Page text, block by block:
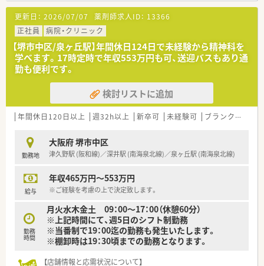
ご自宅で療養されている方のために訪問診療や訪問看護・訪問リ
ハビリなど、包括的なサービスを提供しています。
■大きな病院ではございませんが、複数の診療科を経験すること
ができます。
≪業務内容≫
■入院患者様の調剤、監査、服薬指導 ※外来は院外処方
■注射払い出し（混注業務無し）
■医薬品管理、医薬品情報管理
■持参薬管理
≪おすすめポイント≫
■4週8休できちんとお休みがとれます。
援し、働きやすい環境づくりを推進しています。
更新日： 2026/07/07 薬剤師求人ID： 13366
正社員
病院・クリニック
【堺市中区/泉ヶ丘駅】年間休日124日で未経験から精神科を
学べます。17時定時で年収553万円も可、送迎バスもあり通
勤も便利です。
検討リストに追加
年間休日120日以上 週32h以上 新卒可 未経験可 ブランク可
勤務地
大阪府 堺市中区
津久野駅 (阪和線)／深井駅 (南海泉北線)／泉ヶ丘駅 (南海泉北線)
給与
年収465万円～553万円
※ご経験を考慮の上で決定致します。
勤務
時間
月火水木金土 09：00～17：00（休憩60分）
※上記時間にて、週5日のシフト制勤務
※当番制で19：00迄の勤務も発生いたします。
※棚卸時は19：30頃までの勤務となります。
【店舗情報と応需状況について】